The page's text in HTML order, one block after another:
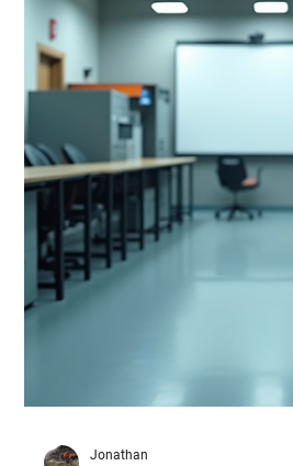
privatpersoner og bedrifter. Det gir
kunnskap for å håndtere truck
finner du egentlig
denne artikkelen deler jeg praktiske
deg å velge riktig kurs til en god
hva påvirker kostnaden? Prisen på
mye. Flere faktorer spiller inn